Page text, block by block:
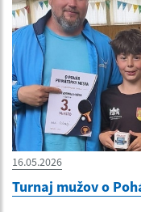
16.05.2026
Turnaj mužov o